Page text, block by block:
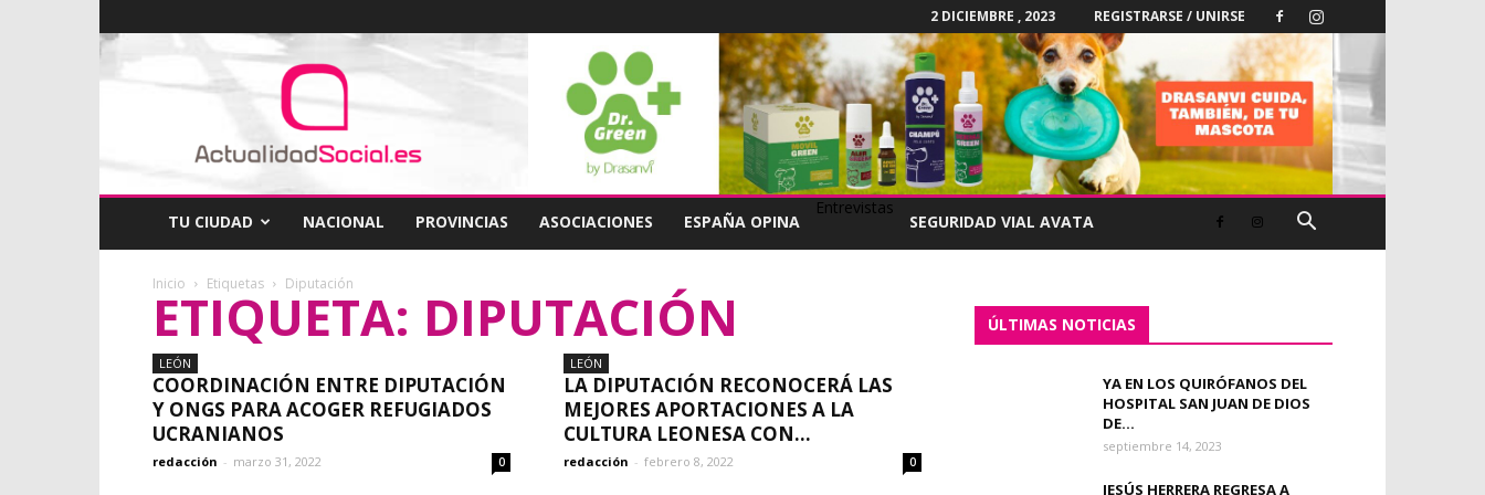
2 DICIEMBRE , 2023 REGISTRARSE / UNIRSE
ActualidadSocial
TU CIUDAD NACIONAL PROVINCIAS ASOCIACIONES ESPAÑA OPINA
Entrevistas
SEGURIDAD VIAL AVATA
Inicio Etiquetas Diputación
ETIQUETA: DIPUTACIÓN
LEÓN
COORDINACIÓN ENTRE DIPUTACIÓN
Y ONGS PARA ACOGER REFUGIADOS
UCRANIANOS
redacción - marzo 31, 2022 0
LEÓN
LA DIPUTACIÓN RECONOCERÁ LAS
MEJORES APORTACIONES A LA
CULTURA LEONESA CON...
redacción - febrero 8, 2022 0
ÚLTIMAS NOTICIAS
YA EN LOS QUIRÓFANOS DEL
HOSPITAL SAN JUAN DE DIOS
DE...
septiembre 14, 2023
JESÚS HERRERA REGRESA A